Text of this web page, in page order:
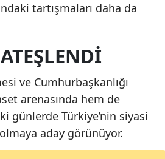
Manisa
Mardin
Muğla
Muş
Nevşehir
tartışmaları daha da
ve Cumhurbaşkanlığı
arenasında hem de
günlerde Türkiye’nin siyasi
aday görünüyor.